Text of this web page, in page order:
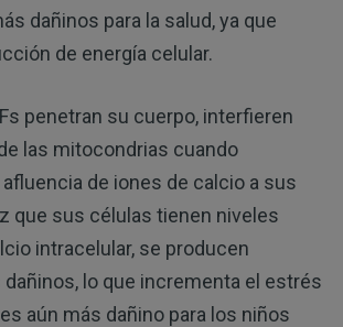
dañinos para la salud, ya que
de energía celular.
penetran su cuerpo, interfieren
las mitocondrias cuando
de iones de calcio a sus
que sus células tienen niveles
intracelular, se producen
lo que incrementa el estrés
aún más dañino para los niños